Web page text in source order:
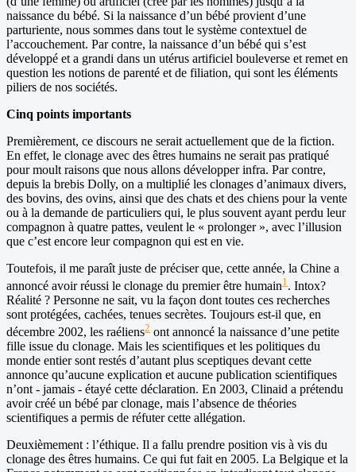
naissance du bébé. Si la naissance d’un bébé provient d’une
parturiente, nous sommes dans tout le système contextuel de
l’accouchement. Par contre, la naissance d’un bébé qui s’est
développé et a grandi dans un utérus artificiel bouleverse et remet en
question les notions de parenté et de filiation, qui sont les éléments
piliers de nos sociétés.
Cinq points importants
Premièrement, ce discours ne serait actuellement que de la fiction.
En effet, le clonage avec des êtres humains ne serait pas pratiqué
pour moult raisons que nous allons développer infra. Par contre,
depuis la brebis Dolly, on a multiplié les clonages d’animaux divers,
des bovins, des ovins, ainsi que des chats et des chiens pour la vente
ou à la demande de particuliers qui, le plus souvent ayant perdu leur
compagnon à quatre pattes, veulent le « prolonger », avec l’illusion
que c’est encore leur compagnon qui est en vie.
Toutefois, il me paraît juste de préciser que, cette année, la Chine a
annoncé avoir réussi le clonage du premier être humain1 . Intox?
Réalité ? Personne ne sait, vu la façon dont toutes ces recherches
sont protégées, cachées, tenues secrètes. Toujours est-il que, en
décembre 2002, les raéliens2 ont annoncé la naissance d’une petite
fille issue du clonage. Mais les scientifiques et les politiques du
monde entier sont restés d’autant plus sceptiques devant cette
annonce qu’aucune explication et aucune publication scientifiques
n’ont - jamais - étayé cette déclaration. En 2003, Clinaid a prétendu
avoir créé un bébé par clonage, mais l’absence de théories
scientifiques a permis de réfuter cette allégation.
Deuxièmement : l’éthique. Il a fallu prendre position vis à vis du
clonage des êtres humains. Ce qui fut fait en 2005. La Belgique et la